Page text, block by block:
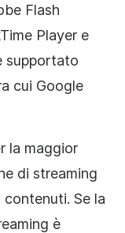
Flash
Player e
supportato
cui Google
la maggior
di streaming
Se la
è